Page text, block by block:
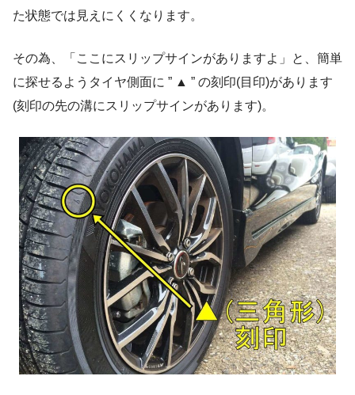
た状態では見えにくくなります。
その為、
「ここにスリップサインがありますよ」と、簡単
に探せるようタイヤ側面に ” ▲ ” の刻印(目印)があります
(刻印の先の溝にスリップサインがあります)。